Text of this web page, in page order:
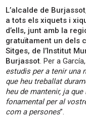
L’alcalde de
a tots els xiquets i
d’ells, junt amb la
gratuïtament un dels
Sitges, de l’Institut
Burjassot. Per a García,
estudis per a tenir una
que heu treballat
heu de mantenir, ja
fonamental per al
com a persones”.